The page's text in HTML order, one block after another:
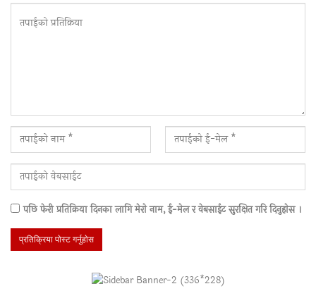
पछि फेरी प्रतिक्रिया दिनका लागि मेराे नाम, ई-मेल र वेबसाईट सुरक्षित गरि दिनुहाेस ।